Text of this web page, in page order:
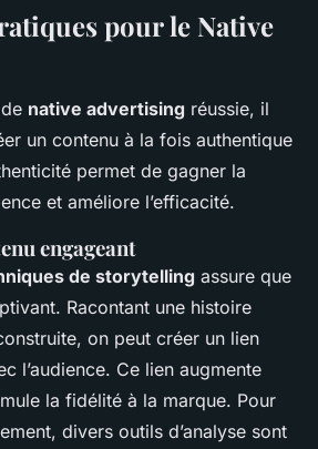
pour le Native
native advertising réussie, il
un contenu à la fois authentique
permet de gagner la
et améliore l’efficacité.
engageant
de storytelling assure que
Racontant une histoire
on peut créer un lien
l’audience. Ce lien augmente
la fidélité à la marque. Pour
divers outils d’analyse sont